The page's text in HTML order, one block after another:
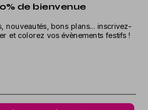
catégorie
de bienvenue
nouveautés, bons plans... inscrivez-
et colorez vos évènements festifs !